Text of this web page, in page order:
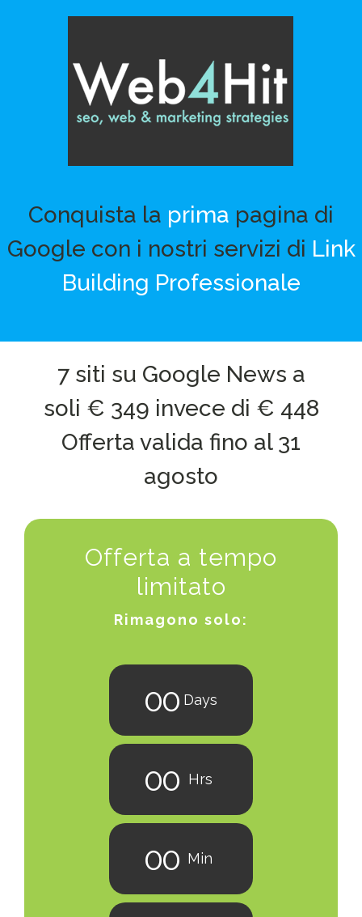
Conquista la prima pagina di
Google con i nostri servizi di Link
Building Professionale
7 siti su Google News a
soli € 349 invece di € 448
Offerta valida fino al 31
agosto
Offerta a tempo
limitato
Rimagono solo:
00 Days
00 Hrs
00 Min